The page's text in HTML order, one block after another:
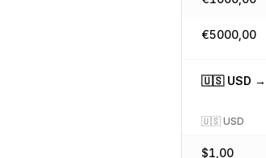
€5000,00
🇺🇸 USD →
🇺🇸 USD
$1,00